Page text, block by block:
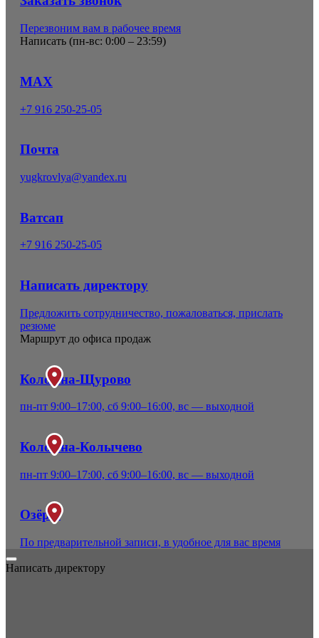
Перезвоним вам в рабочее время
Написать (пн-вс: 0:00 – 23:59)
MAX
+7 916 250-25-05
Почта
yugkrovlya@yandex.ru
Ватсап
+7 916 250-25-05
Написать директору
Предложить сотрудничество, пожаловаться, прислать
резюме
Маршрут до офиса продаж
Коломна-Щурово
пн-пт 9:00–17:00, сб 9:00–16:00, вс — выходной
Коломна-Колычево
пн-пт 9:00–17:00, сб 9:00–16:00, вс — выходной
Озёры
По предварительной записи, в удобное для вас время
Написать директору